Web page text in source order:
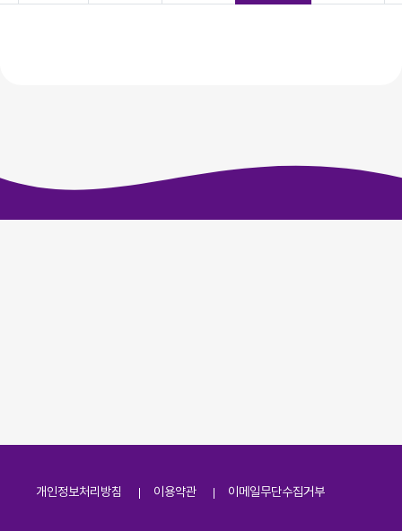
개인정보처리방침 이용약관 이메일무단수집거부